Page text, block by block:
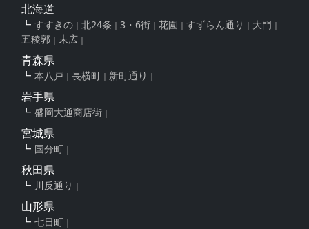
北海道
すすきの 北24条 3・6街 花園 すずらん通り
大門
五稜郭
末広
青森県
本八戸 長横町 新町通り
岩手県
盛岡大通商店街
宮城県
国分町
秋田県
川反通り
山形県
七日町